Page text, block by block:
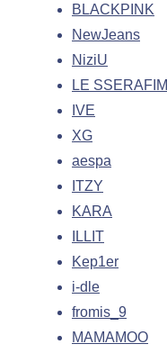
BLACKPINK
NewJeans
NiziU
LE SSERAFIM
IVE
XG
aespa
ITZY
KARA
ILLIT
Kep1er
i-dle
fromis_9
MAMAMOO